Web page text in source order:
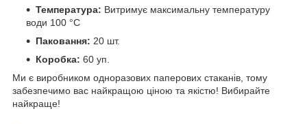
Температура: Витримує максимальну температуру
води 100 °C
Паковання: 20 шт.
Коробка: 60 уп.
Ми є виробником одноразових паперових стаканів, тому
забезпечимо вас найкращою ціною та якістю! Вибирайте
найкраще!